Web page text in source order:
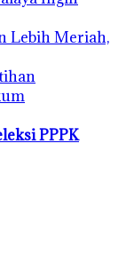
Lebih Meriah,
PPPK